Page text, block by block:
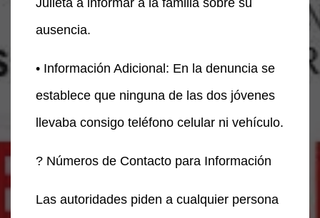
ausencia.
• Información Adicional: En la denuncia se
establece que ninguna de las dos jóvenes
llevaba consigo teléfono celular ni vehículo.
? Números de Contacto para Información
Las autoridades piden a cualquier persona